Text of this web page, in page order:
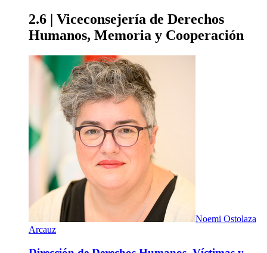
2.6 | Viceconsejería de Derechos
Humanos, Memoria y Cooperación
Noemi Ostolaza
Arcauz